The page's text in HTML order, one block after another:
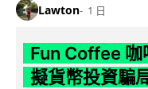
Lawton 1 日
Fun Coffee 咖
擬貨幣投資騙